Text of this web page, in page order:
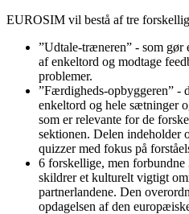
EUROSIM vil bestå af tre
”Udtale-træneren” - som gør
af enkeltord og modtage
problemer.
”Færdigheds-opbyggeren” -
enkeltord og hele sætninger
som er relevante for de
sektionen. Delen indeholder
quizzer med fokus på
6 forskellige, men
skildrer et kulturelt vigtigt
partnerlandene. Den
opdagelsen af den